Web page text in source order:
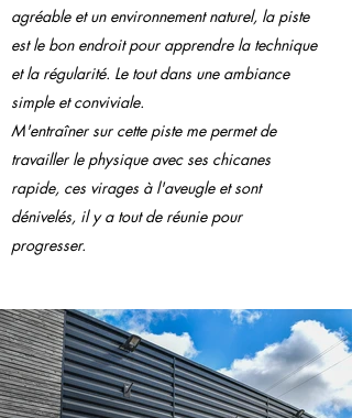
agréable et un environnement naturel, la piste
est le bon endroit pour apprendre la technique
et la régularité. Le tout dans une ambiance
simple et conviviale.
M'entraîner sur cette piste me permet de
travailler le physique avec ses chicanes
rapide, ces virages à l'aveugle et sont
dénivelés, il y a tout de réunie pour
progresser.